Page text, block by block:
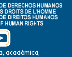
académica,